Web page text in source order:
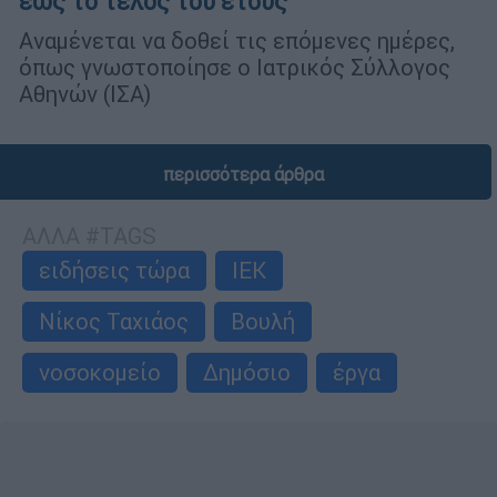
Αναμένεται να δοθεί τις επόμενες ημέρες,
όπως γνωστοποίησε ο Ιατρικός Σύλλογος
Αθηνών (ΙΣΑ)
περισσότερα άρθρα
ειδήσεις τώρα
ΙΕΚ
Νίκος Ταχιάος
Βουλή
νοσοκομείο
Δημόσιο έργα